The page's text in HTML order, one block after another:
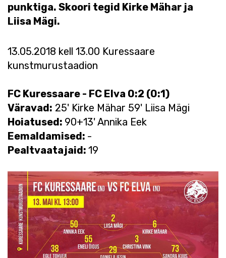
punktiga. Skoori tegid Kirke Mähar ja
Liisa Mägi.
13.05.2018 kell 13.00 Kuressaare
kunstmurustaadion
FC Kuressaare - FC Elva 0:2 (0:1)
Väravad: 25' Kirke Mähar 59' Liisa Mägi
Hoiatused: 90+13' Annika Eek
Eemaldamised: -
Pealtvaatajaid: 19